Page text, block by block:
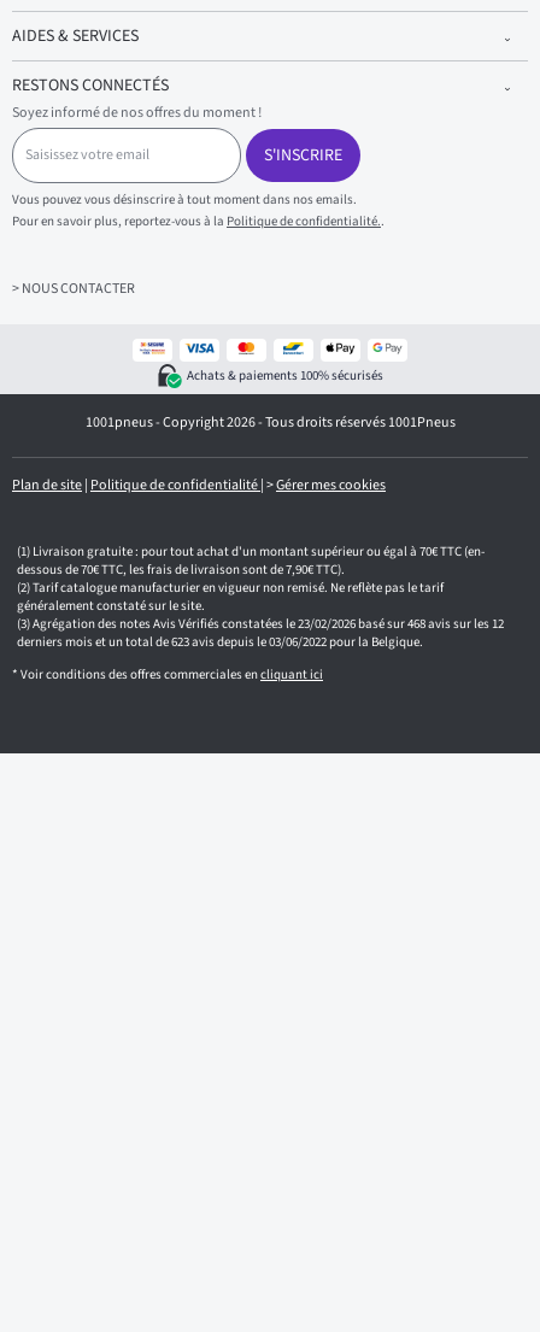
AIDES & SERVICES
RESTONS CONNECTÉS
Soyez informé de nos offres du moment !
S
a
i
s
i
s
z
i
l
S'INSCRIRE
Vous pouvez vous désinscrire à tout moment dans nos emails.
Pour en savoir plus, reportez-vous à la Politique de confidentialité..
> NOUS CONTACTER
Achats & paiements 100% sécurisés
1001pneus - Copyright 2026 - Tous droits réservés 1001Pneus
Plan de site| Politique de confidentialité|>Gérer mes cookies
Livraison gratuite : pour tout achat d'un montant supérieur ou égal à 70€ TTC (en-
dessous de 70€ TTC, les frais de livraison sont de 7,90€ TTC).
Tarif catalogue manufacturier en vigueur non remisé. Ne reflète pas le tarif
généralement constaté sur le site.
Agrégation des notes Avis Vérifiés constatées le 23/02/2026 basé sur 468 avis sur les 12
derniers mois et un total de 623 avis depuis le 03/06/2022 pour la Belgique.
* Voir conditions des offres commerciales encliquant ici